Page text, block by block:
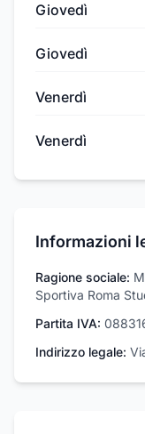
Giovedì
Giovedì
Venerdì
Venerdì
Informazioni
Ragione sociale:
Sportiva Roma
Partita IVA:
Indirizzo legale: